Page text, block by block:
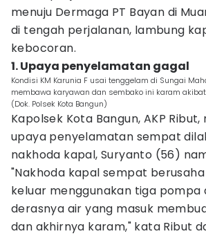
menuju Dermaga PT Bayan di
di tengah perjalanan, lambung
kebocoran.
1. Upaya penyelamatan gagal
Kondisi KM Karunia F usai tenggelam di Sungai
membawa karyawan dan sembako ini karam
(Dok. Polsek Kota Bangun)
Kapolsek Kota Bangun, AKP
upaya penyelamatan sempat
nakhoda kapal, Suryanto (56)
"Nakhoda kapal sempat
keluar menggunakan tiga pompa
derasnya air yang masuk
dan akhirnya karam," kata Ribut